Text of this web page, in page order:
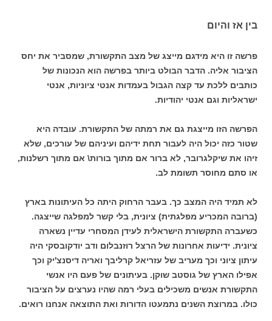
בין אז והיום
פרשה זו היא מידגם מייצג של מצב התקשורת, שמסביר את יחס
הציבור אליה. הדבר הבולט ביותר בפרשה הוא הנכונות של
כותבים ללכת עד קצה הגבול בעמדות אנטי ציוניות, אנטי
ישראליות וגם אנטי יהודיות.
הפרשה הזו מייצגת גם את רמתה של התקשורת. עובדה היא
שטור כזה יכול היה לעבור תחת ידיהם ועיניהם של עורכים, שלא
זיהו את שיקלגרובר, לא ברור אם מתוך בורות\ אם מתוך רשלנות,
או סתם מחוסר תשומת לב.
לא תמיד היה המצב כך. בעבר הרחוק היתה כל העיתונות בארץ
(ברובה המכריע מפלגתית) ציונית, בלי קשר למפלגה שייצגה.
כשעברה התקשורת הישראלית לעידן המסחרי עדיין נשארה
ציונית. ידיעות אחרונות של הרצל רוזנבלום ודב יודקובסקי היה
עיתון ציוני וכך מעריב של עזריאל קרליבך ואריה דיסנצ'יק וכך
אפילו הארץ של גוסטב שוקן. בעיתונים של פעם היו אנשי
התקשורת אנשים משכילים בעלי רמה שהיו נערצים על הציבור
כולו. במרוצת השנים נתמעטו הדורות ואת התוצאה אנחנו רואים.